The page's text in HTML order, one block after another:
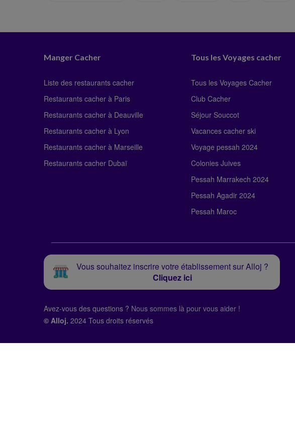
Manger Cacher
Liste des restaurants cacher
Restaurants cacher à Paris
Restaurants cacher à Deauville
Restaurants cacher à Lyon
Restaurants cacher à Marseille
Restaurants cacher Dubaï
Tous les Voyages cacher
Tous les Voyages Cacher
Club Cacher
Séjour Souccot
Vacances cacher ski
Voyage pessah 2024
Colonies Juives
Pessah Marrakech 2024
Pessah Agadir 2024
Pessah Maroc
Vous souhaitez inscrire votre établissement sur Alloj ?
Cliquez ici
Avez-vous des questions ? Nous sommes là pour vous aider !
© Alloj. 2024 Tous droits réservés